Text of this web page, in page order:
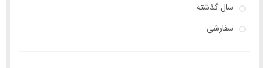
سال گذشته
سفارشی